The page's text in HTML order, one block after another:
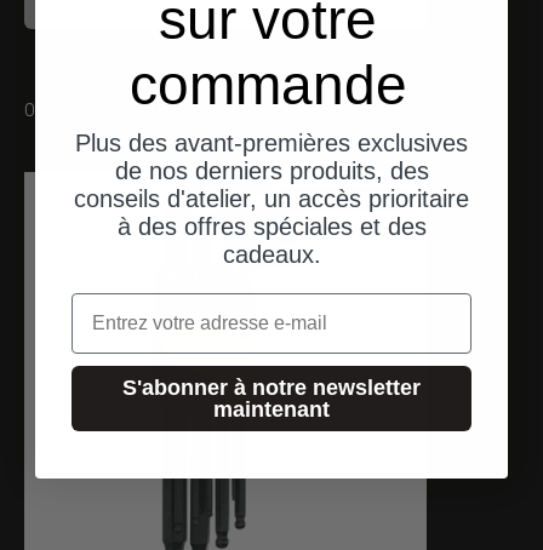
OUTILLAGE ADAPTÉ
expéditions depuis l'Allemagne
sur votre
commande
Plus des avant-premières exclusives
de nos derniers produits, des
conseils d'atelier, un accès prioritaire
à des offres spéciales et des
cadeaux.
Email
S'abonner à notre newsletter
maintenant